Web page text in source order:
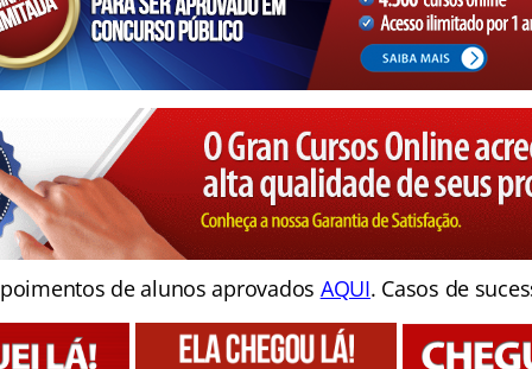
de alunos aprovados AQUI. Casos de